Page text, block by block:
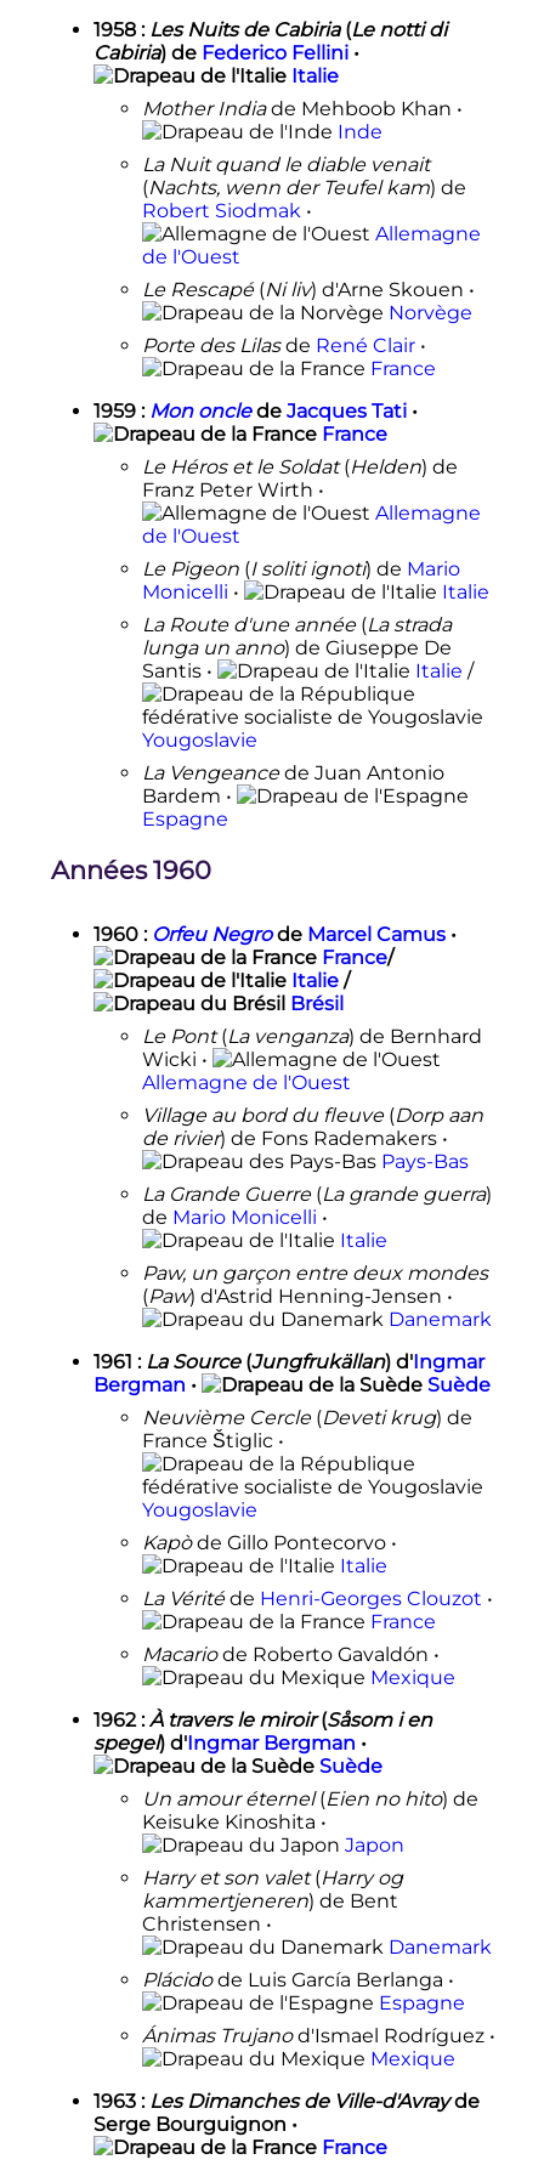
1958 : Les Nuits de Cabiria(Le notti di
Cabiria) de Federico Fellini•
Italie
Mother Indiade Mehboob Khan •
Inde
La Nuit quand le diable venait
(Nachts, wenn der Teufel kam) de
Robert Siodmak •
Allemagne
de l'Ouest
Le Rescapé(Ni liv) d'Arne Skouen •
Norvège
Porte des Lilasde René Clair•
France
1959 : Mon onclede Jacques Tati•
France
Le Héros et le Soldat(Helden) de
Franz Peter Wirth •
Allemagne
de l'Ouest
Le Pigeon(I soliti ignoti) de Mario
Monicelli •
Italie
La Route d'une année(La strada
lunga un anno) de Giuseppe De
Santis •
Italie /
Yougoslavie
La Vengeancede Juan Antonio
Bardem •
Espagne
Années 1960
1960 : Orfeu Negrode Marcel Camus•
France/
Italie/
Brésil
Le Pont(La venganza) de Bernhard
Wicki •
Allemagne de l'Ouest
Village au bord du fleuve(Dorp aan
de rivier) de Fons Rademakers •
Pays-Bas
La Grande Guerre(La grande guerra)
de Mario Monicelli •
Italie
Paw, un garçon entre deux mondes
(Paw) d'Astrid Henning-Jensen •
Danemark
1961 : La Source(Jungfrukällan) d'Ingmar
Bergman •
Suède
Neuvième Cercle(Deveti krug) de
France Štiglic •
Yougoslavie
Kapòde Gillo Pontecorvo •
Italie
La Véritéde Henri-Georges Clouzot •
France
Macariode Roberto Gavaldón •
Mexique
1962 :À travers le miroir(Såsom i en
spegel) d'Ingmar Bergman •
Suède
Un amour éternel(Eien no hito) de
Keisuke Kinoshita •
Japon
Harry et son valet(Harry og
kammertjeneren) de Bent
Christensen •
Danemark
Plácidode Luis García Berlanga •
Espagne
Ánimas Trujanod'Ismael Rodríguez •
Mexique
1963 : Les Dimanches de Ville-d'Avrayde
Serge Bourguignon •
France